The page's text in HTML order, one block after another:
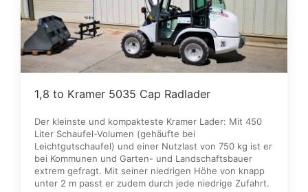
1,8 to Kramer 5035 Cap Radlader
Der kleinste und kompakteste Kramer Lader: Mit 450
Liter Schaufel-Volumen (gehäufte bei
Leichtgutschaufel) und einer Nutzlast von 750 kg ist er
bei Kommunen und Garten- und Landschaftsbauer
extrem gefragt. Mit seiner niedrigen Höhe von knapp
unter 2 m passt er zudem durch jede niedrige Zufahrt.